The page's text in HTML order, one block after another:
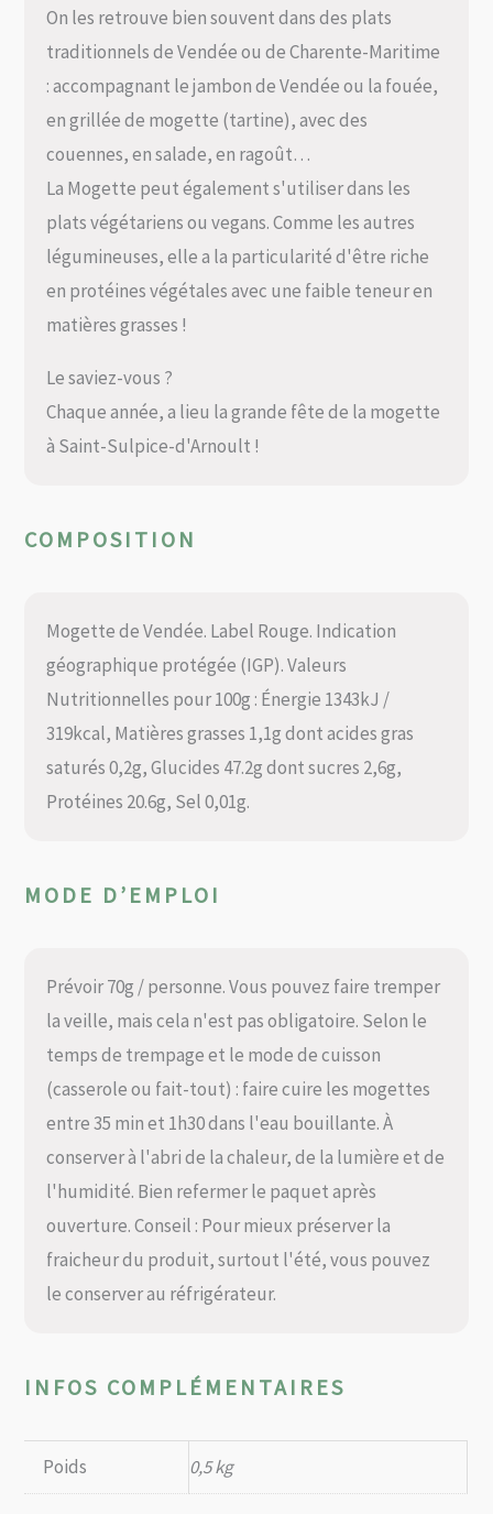
On les retrouve bien souvent dans des plats
traditionnels de Vendée ou de Charente-Maritime
: accompagnant le jambon de Vendée ou la fouée,
en grillée de mogette (tartine), avec des
couennes, en salade, en ragoût…
La Mogette peut également s'utiliser dans les
plats végétariens ou vegans. Comme les autres
légumineuses, elle a la particularité d'être riche
en protéines végétales avec une faible teneur en
matières grasses !
Le saviez-vous ?
Chaque année, a lieu la grande fête de la mogette
à Saint-Sulpice-d'Arnoult !
COMPOSITION
Mogette de Vendée. Label Rouge. Indication
géographique protégée (IGP). Valeurs
Nutritionnelles pour 100g : Énergie 1343kJ /
319kcal, Matières grasses 1,1g dont acides gras
saturés 0,2g, Glucides 47.2g dont sucres 2,6g,
Protéines 20.6g, Sel 0,01g.
MODE D’EMPLOI
Prévoir 70g / personne. Vous pouvez faire tremper
la veille, mais cela n'est pas obligatoire. Selon le
temps de trempage et le mode de cuisson
(casserole ou fait-tout) : faire cuire les mogettes
entre 35 min et 1h30 dans l'eau bouillante. À
conserver à l'abri de la chaleur, de la lumière et de
l'humidité. Bien refermer le paquet après
ouverture. Conseil : Pour mieux préserver la
fraicheur du produit, surtout l'été, vous pouvez
le conserver au réfrigérateur.
INFOS COMPLÉMENTAIRES
Poids 0,5 kg